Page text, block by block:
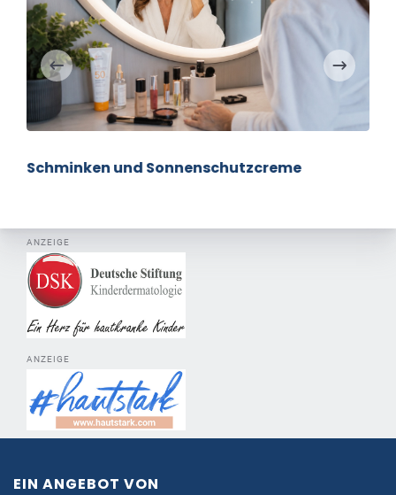
Schminken und Sonnenschutzcreme
ANZEIGE
ANZEIGE
EIN ANGEBOT VON